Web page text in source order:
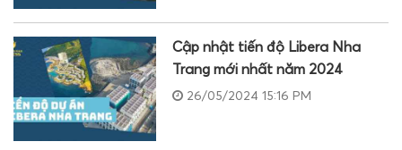
Cập nhật tiến độ Libera Nha
Trang mới nhất năm 2024
26/05/2024 15:16 PM